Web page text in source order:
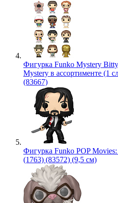
Фигурка Funko Mystery Bitty
Mystery в ассортименте (1
(83667)
Фигурка Funko POP
(1763) (83572) (9,5 см)